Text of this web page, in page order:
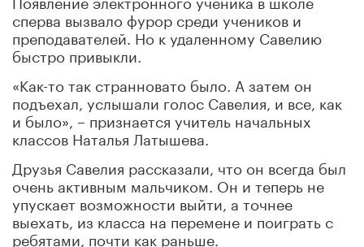
сперва вызвало фурор среди учеников и
преподавателей. Но к удаленному Савелию
быстро привыкли.
«Как-то так странновато было. А затем он
подъехал, услышали голос Савелия, и все, как
и было», – признается учитель начальных
классов Наталья Латышева.
Друзья Савелия рассказали, что он всегда был
очень активным мальчиком. Он и теперь не
упускает возможности выйти, а точнее
выехать, из класса на перемене и поиграть с
ребятами, почти как раньше.